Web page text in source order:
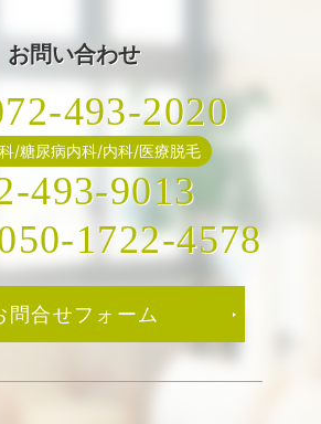
お問い合わせ
493-2020
/糖尿病内科/内科/医療脱毛
493-9013
1722-4578
問合せフォーム